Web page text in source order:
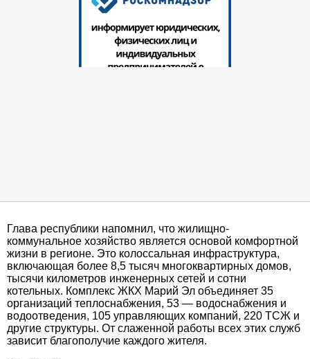
Глава республики напомнил, что жилищно-
коммунальное хозяйство является основой комфортной
жизни в регионе. Это колоссальная инфраструктура,
включающая более 8,5 тысяч многоквартирных домов,
тысячи километров инженерных сетей и сотни
котельных. Комплекс ЖКХ Марий Эл объединяет 35
организаций теплоснабжения, 53 — водоснабжения и
водоотведения, 105 управляющих компаний, 220 ТСЖ и
другие структуры. От слаженной работы всех этих служб
зависит благополучие каждого жителя.